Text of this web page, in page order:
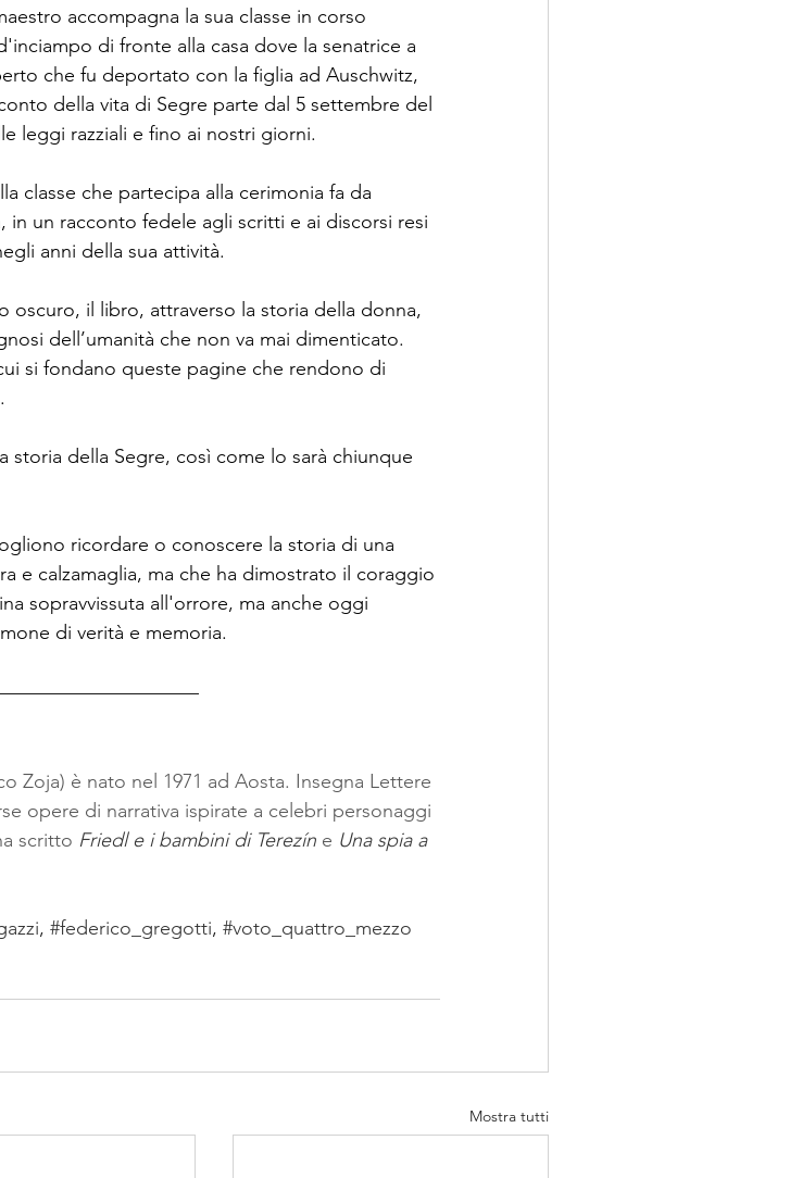
accompagna la sua classe in corso
di fronte alla casa dove la senatrice a
che fu deportato con la figlia ad Auschwitz,
della vita di Segre parte dal 5 settembre del
leggi razziali e fino ai nostri giorni.
classe che partecipa alla cerimonia fa da
in un racconto fedele agli scritti e ai discorsi resi
anni della sua attività.
il libro, attraverso la storia della donna,
dell’umanità che non va mai dimenticato.
si fondano queste pagine che rendono di
storia della Segre, così come lo sarà chiunque
ricordare o conoscere la storia di una
e calzamaglia, ma che ha dimostrato il coraggio
sopravvissuta all'orrore, ma anche oggi
di verità e memoria.
Zoja) è nato nel 1971 ad Aosta. Insegna Lettere
opere di narrativa ispirate a celebri personaggi
scritto Friedl e i bambini di Terezín e Una spia a
, #federico_gregotti, #voto_quattro_mezzo
Mostra tutti